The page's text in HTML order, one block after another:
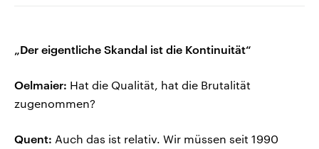
„Der eigentliche Skandal ist die Kontinuität“
Oelmaier: Hat die Qualität, hat die Brutalität
zugenommen?
Quent: Auch das ist relativ. Wir müssen seit 1990